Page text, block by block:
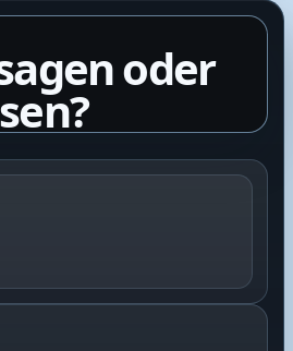
oder